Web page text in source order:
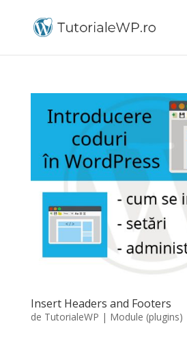
Insert Headers and Footers
de TutorialeWP | Module (plugins)